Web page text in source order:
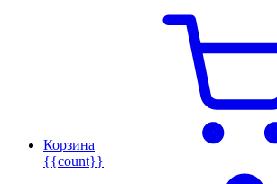
Корзина
{{count}}